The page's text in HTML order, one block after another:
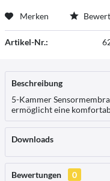
Merken
Artikel-Nr.:
Beschreibung
5-Kammer
ermöglicht eine
Downloads
Bewertungen
0